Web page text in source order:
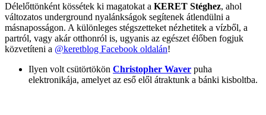
Délelőttönként kössétek ki magatokat a KERET Stéghez, ahol
változatos underground nyalánkságok segítenek átlendülni a
másnaposságon. A különleges stégszetteket nézhetitek a vízből, a
partról, vagy akár otthonról is, ugyanis az egészet élőben fogjuk
közvetíteni a @keretblog Facebook oldalán!
Ilyen volt csütörtökön Christopher Waver puha
elektronikája, amelyet az eső elől átraktunk a bánki kisboltba.